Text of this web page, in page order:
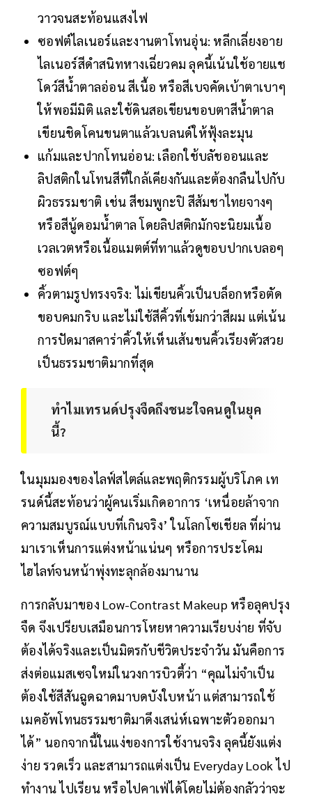
วาวจนสะท้อนแสงไฟ
ซอฟต์ไลเนอร์และงานตาโทนอุ่น: หลีกเลี่ยงอาย
ไลเนอร์สีดำสนิทหางเฉี่ยวคม ลุคนี้เน้นใช้อายแช
โดว์สีน้ำตาลอ่อน สีเนื้อ หรือสีเบจคัดเบ้าตาเบาๆ
ให้พอมีมิติ และใช้ดินสอเขียนขอบตาสีน้ำตาล
เขียนชิดโคนขนตาแล้วเบลนด์ให้ฟุ้งละมุน
แก้มและปากโทนอ่อน: เลือกใช้บลัชออนและ
ลิปสติกในโทนสีที่ใกล้เคียงกันและต้องกลืนไปกับ
ผิวธรรมชาติ เช่น สีชมพูกะปิ สีส้มชาไทยจางๆ
หรือสีนู้ดอมน้ำตาล โดยลิปสติกมักจะนิยมเนื้อ
เวลเวตหรือเนื้อแมตต์ที่ทาแล้วดูขอบปากเบลอๆ
ซอฟต์ๆ
คิ้วตามรูปทรงจริง: ไม่เขียนคิ้วเป็นบล็อกหรือตัด
ขอบคมกริบ และไม่ใช้สีคิ้วที่เข้มกว่าสีผม แต่เน้น
การปัดมาสคาร่าคิ้วให้เห็นเส้นขนคิ้วเรียงตัวสวย
เป็นธรรมชาติมากที่สุด
ทำไมเทรนด์ปรุงจืดถึงชนะใจคนดูในยุค
นี้?
ในมุมมองของไลฟ์สไตล์และพฤติกรรมผู้บริโภค เท
รนด์นี้สะท้อนว่าผู้คนเริ่มเกิดอาการ ‘เหนื่อยล้าจาก
ความสมบูรณ์แบบที่เกินจริง’ ในโลกโซเชียล ที่ผ่าน
มาเราเห็นการแต่งหน้าแน่นๆ หรือการประโคม
ไฮไลท์จนหน้าพุ่งทะลุกล้องมานาน
การกลับมาของ Low-Contrast Makeup หรือลุคปรุง
จืด จึงเปรียบเสมือนการโหยหาความเรียบง่าย ที่จับ
ต้องได้จริงและเป็นมิตรกับชีวิตประจำวัน มันคือการ
ส่งต่อแมสเซจใหม่ในวงการบิวตี้ว่า “คุณไม่จำเป็น
ต้องใช้สีสันฉูดฉาดมาบดบังใบหน้า แต่สามารถใช้
เมคอัพโทนธรรมชาติมาดึงเสน่ห์เฉพาะตัวออกมา
ได้” นอกจากนี้ในแง่ของการใช้งานจริง ลุคนี้ยังแต่ง
ง่าย รวดเร็ว และสามารถแต่งเป็น Everyday Look ไป
ทำงาน ไปเรียน หรือไปคาเฟ่ได้โดยไม่ต้องกลัวว่าจะ